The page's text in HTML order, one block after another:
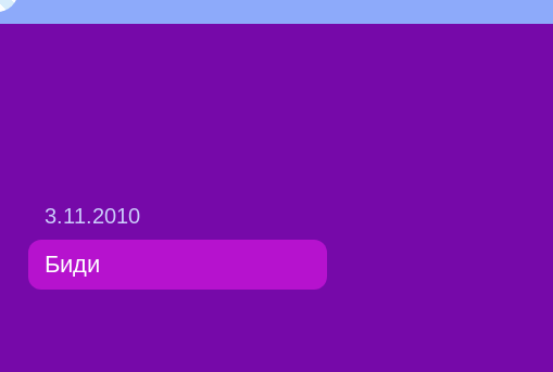
3.11.2010
Биди